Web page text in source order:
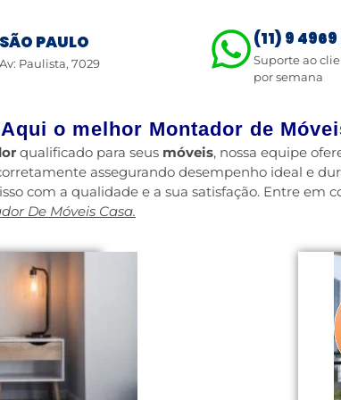
SÃO PAULO
Av: Paulista, 7029
(11) 9
Suporte ao
por semana
o melhor Montador de
qualificado para seus móveis, nossa equipe
assegurando desempenho ideal e
com a qualidade e a sua satisfação. Entre
De Móveis Casa.